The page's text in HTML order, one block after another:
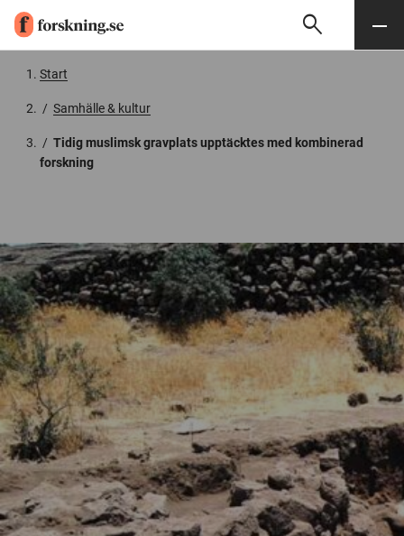
Söksearch Meny
Start
/ Samhälle & kultur
/ Tidig muslimsk gravplats upptäcktes med kombinerad
forskning